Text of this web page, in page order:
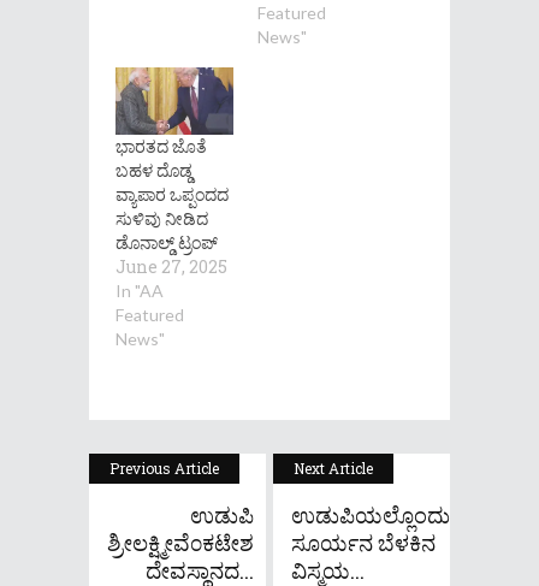
Featured
News"
ಭಾರತದ ಜೊತೆ
ಬಹಳ ದೊಡ್ಡ
ವ್ಯಾಪಾರ ಒಪ್ಪಂದದ
ಸುಳಿವು ನೀಡಿದ
ಡೊನಾಲ್ಡ್ ಟ್ರಂಪ್
June 27, 2025
In "AA
Featured
News"
Previous Article
ಉಡುಪಿ
ಶ್ರೀಲಕ್ಷ್ಮೀವೆ೦ಕಟೇಶ
ದೇವಸ್ಥಾನದ...
Next Article
ಉಡುಪಿಯಲ್ಲೊಂದು
ಸೂರ್ಯನ ಬೆಳಕಿನ
ವಿಸ್ಮಯ...